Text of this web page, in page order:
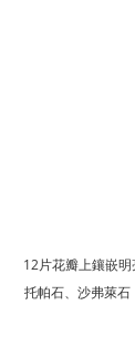
12片花瓣上鑲嵌
托帕石、沙弗萊